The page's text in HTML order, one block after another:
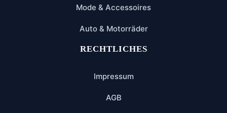
Mode & Accessoires
Auto & Motorräder
RECHTLICHES
Impressum
AGB